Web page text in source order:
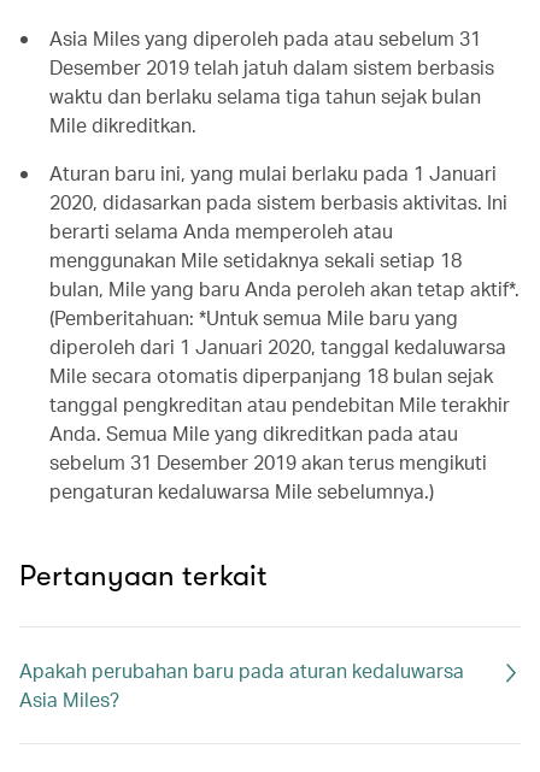
Asia Miles yang diperoleh pada atau sebelum 31
Desember 2019 telah jatuh dalam sistem berbasis
waktu dan berlaku selama tiga tahun sejak bulan
Mile dikreditkan.
Aturan baru ini, yang mulai berlaku pada 1 Januari
2020, didasarkan pada sistem berbasis aktivitas. Ini
berarti selama Anda memperoleh atau
menggunakan Mile setidaknya sekali setiap 18
bulan, Mile yang baru Anda peroleh akan tetap aktif*.
(Pemberitahuan: *Untuk semua Mile baru yang
diperoleh dari 1 Januari 2020, tanggal kedaluwarsa
Mile secara otomatis diperpanjang 18 bulan sejak
tanggal pengkreditan atau pendebitan Mile terakhir
Anda. Semua Mile yang dikreditkan pada atau
sebelum 31 Desember 2019 akan terus mengikuti
pengaturan kedaluwarsa Mile sebelumnya.)
Pertanyaan terkait
Apakah perubahan baru pada aturan kedaluwarsa
Asia Miles?